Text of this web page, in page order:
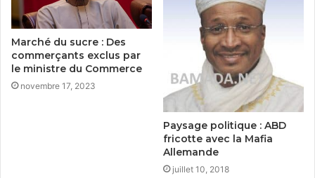
Marché du sucre : Des
commerçants exclus par
le ministre du Commerce
novembre 17, 2023
Paysage politique : ABD
fricotte avec la Mafia
Allemande
juillet 10, 2018